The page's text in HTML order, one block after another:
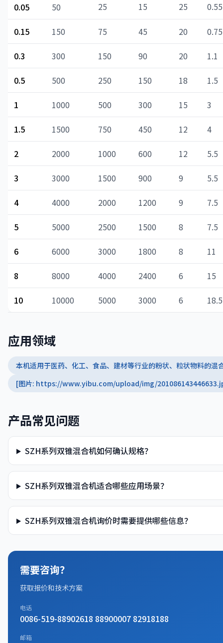
0.05 50 25 15 25 0.55
0.15 150 75 45 20 0.75
0.3 300 150 90 20 1.1
0.5 500 250 150 18 1.5
1 1000 500 300 15 3
1.5 1500 750 450 12 4
2 2000 1000 600 12 5.5
3 3000 1500 900 9 5.5
4 4000 2000 1200 9 7.5
5 5000 2500 1500 8 7.5
6 6000 3000 1800 8 11
8 8000 4000 2400 6 15
10 10000 5000 3000 6 18.5
应用领域
本机适用于医药、化工、食品、建材等行业的粉状、粒状物料的混
[图片: https://www.yibu.com/upload/img/
产品常见问题
SZH系列双锥混合机如何确认规格？
SZH系列双锥混合机适合哪些应用场景？
SZH系列双锥混合机询价时需要提供哪些信息？
需要咨询？
获取报价和技术方案
电话
0086-519-88902618 88900007 82918188
邮箱